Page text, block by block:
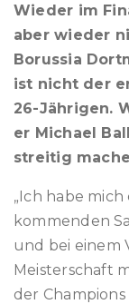
Wieder im
aber wieder
Borussia
ist nicht der
26-Jährigen.
er Michael
streitig
„Ich habe
kommenden
und bei einem
Meisterschaft
der